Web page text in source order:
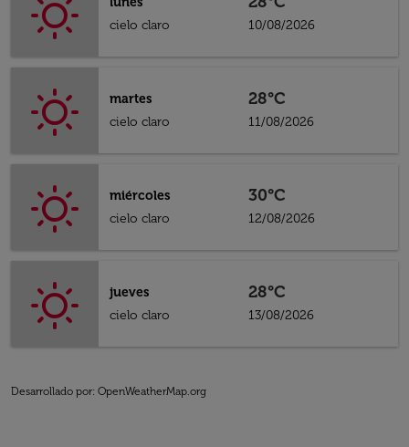
cielo claro
10/08/2026
martes
cielo claro
28°C
11/08/2026
miércoles
cielo claro
30°C
12/08/2026
jueves
cielo claro
28°C
13/08/2026
Desarrollado por: OpenWeatherMap.org